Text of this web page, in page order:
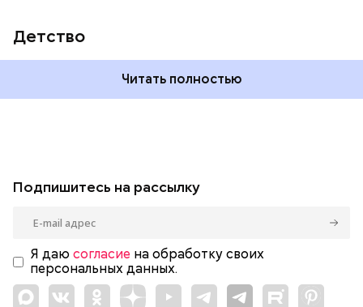
Детство
Читать полностью
Подпишитесь на рассылку
Я даю согласие на обработку своих
персональных данных.